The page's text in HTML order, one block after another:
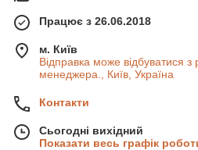
Працює з 26.06.2018
м. Київ
Відправка може відбуватися з
менеджера., Київ, Україна
Контакти
Сьогодні вихідний
Показати весь графік